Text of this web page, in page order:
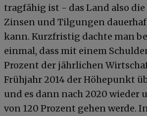
tragfähig ist - das Land also
Zinsen und Tilgungen
kann. Kurzfristig dachte man
einmal, dass mit einem
Prozent der jährlichen
Frühjahr 2014 der Höhepunkt
und es dann nach 2020 wieder
von 120 Prozent gehen werde.